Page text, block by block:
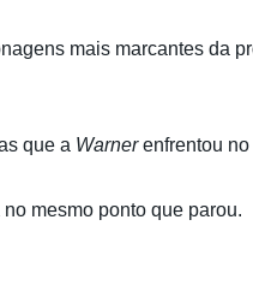
mais marcantes da
que a Warnerenfrentou no
mesmo ponto que parou.